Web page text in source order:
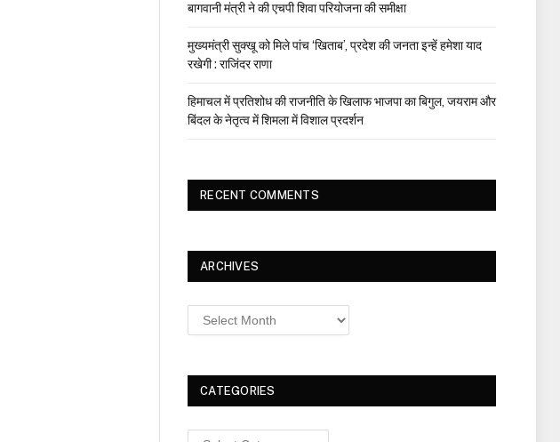
बागवानी मंत्री ने की एचपी शिवा परियोजना की समीक्षा
मुख्यमंत्री सुक्खू को मिले पांच ‘खिताब’, प्रदेश की जनता इन्हें हमेशा याद
रखेगी : राजिंदर राणा
हिमाचल में प्रतिशोध की राजनीति के खिलाफ भाजपा का बिगुल, जयराम और
बिंदल के नेतृत्व में शिमला में विशाल प्रदर्शन
RECENT COMMENTS
ARCHIVES
Archives
CATEGORIES
Categories